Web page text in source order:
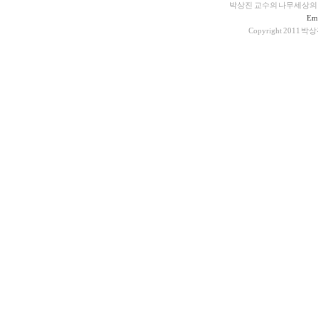
박상진 교수의 나무세상
Copyright 2011 박